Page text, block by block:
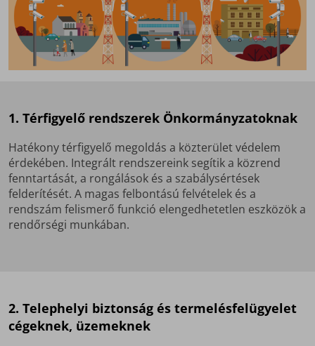
1. Térfigyelő rendszerek Önkormányzatoknak
Hatékony térfigyelő megoldás a közterület védelem
érdekében. Integrált rendszereink segítik a közrend
fenntartását, a rongálások és a szabálysértések
felderítését. A magas felbontású felvételek és a
rendszám felismerő funkció elengedhetetlen eszközök a
rendőrségi munkában.
2. Telephelyi biztonság és termelésfelügyelet
cégeknek, üzemeknek